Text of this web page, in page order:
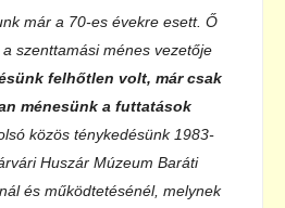
már a 70-es évekre esett. Ő
szenttamási ménes vezetője
felhőtlen volt, már csak
ménesünk a futtatások
közös ténykedésünk 1983-
Huszár Múzeum Baráti
és működtetésénél, melynek